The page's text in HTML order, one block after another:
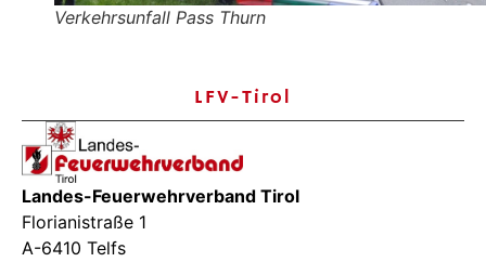
Verkehrsunfall Pass Thurn
LFV-Tirol
Landes-Feuerwehrverband Tirol
Florianistraße 1
A-6410 Telfs